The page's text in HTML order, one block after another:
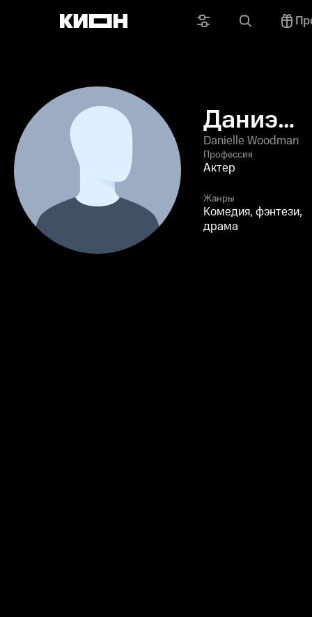
Даниэль
Вудман
Danielle Woodman
Профессия
Актер
Жанры
Комедия, фэнтези,
драма